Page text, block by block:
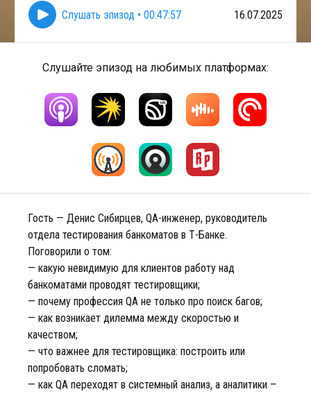
Слушать эпизод • 00:47:57 16.07.2025
Слушайте эпизод на любимых платформах:
Гость — Денис Сибирцев, QA-инженер, руководитель
отдела тестирования банкоматов в Т-Банке.
Поговорили о том:
— какую невидимую для клиентов работу над
банкоматами проводят тестировщики;
— почему профессия QA не только про поиск багов;
— как возникает дилемма между скоростью и
качеством;
— что важнее для тестировщика: построить или
попробовать сломать;
— как QA переходят в системный анализ, а аналитики –